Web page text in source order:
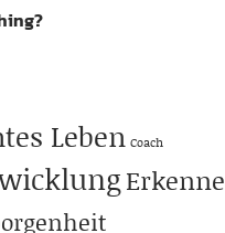
Leben Coach
Erkenne